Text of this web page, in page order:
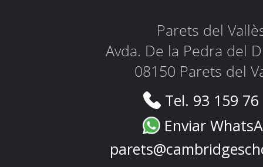
Parets del
Avda. De la Pedra del
08150 Parets del
Tel. 93 159
Enviar